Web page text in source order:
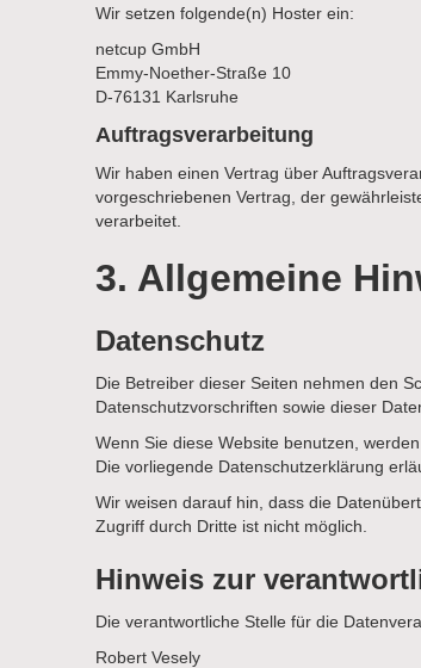
Wir setzen folgende(n) Hoster ein:
netcup GmbH
Emmy-Noether-Straße 10
D-76131 Karlsruhe
Auftragsverarbeitung
Wir haben einen Vertrag über
vorgeschriebenen Vertrag, der
verarbeitet.
3. Allgemeine
Datenschutz
Die Betreiber dieser Seiten nehmen den
Datenschutzvorschriften sowie dieser
Wenn Sie diese Website benutzen,
Die vorliegende Datenschutzerklärung
Wir weisen darauf hin, dass die
Zugriff durch Dritte ist nicht möglich.
Hinweis zur
Die verantwortliche Stelle für die
Robert Vesely